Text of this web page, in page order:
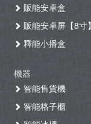
販能安卓盒
販能安卓屏【8寸】
釋能小播盒
機器
智能售貨機
智能格子櫃